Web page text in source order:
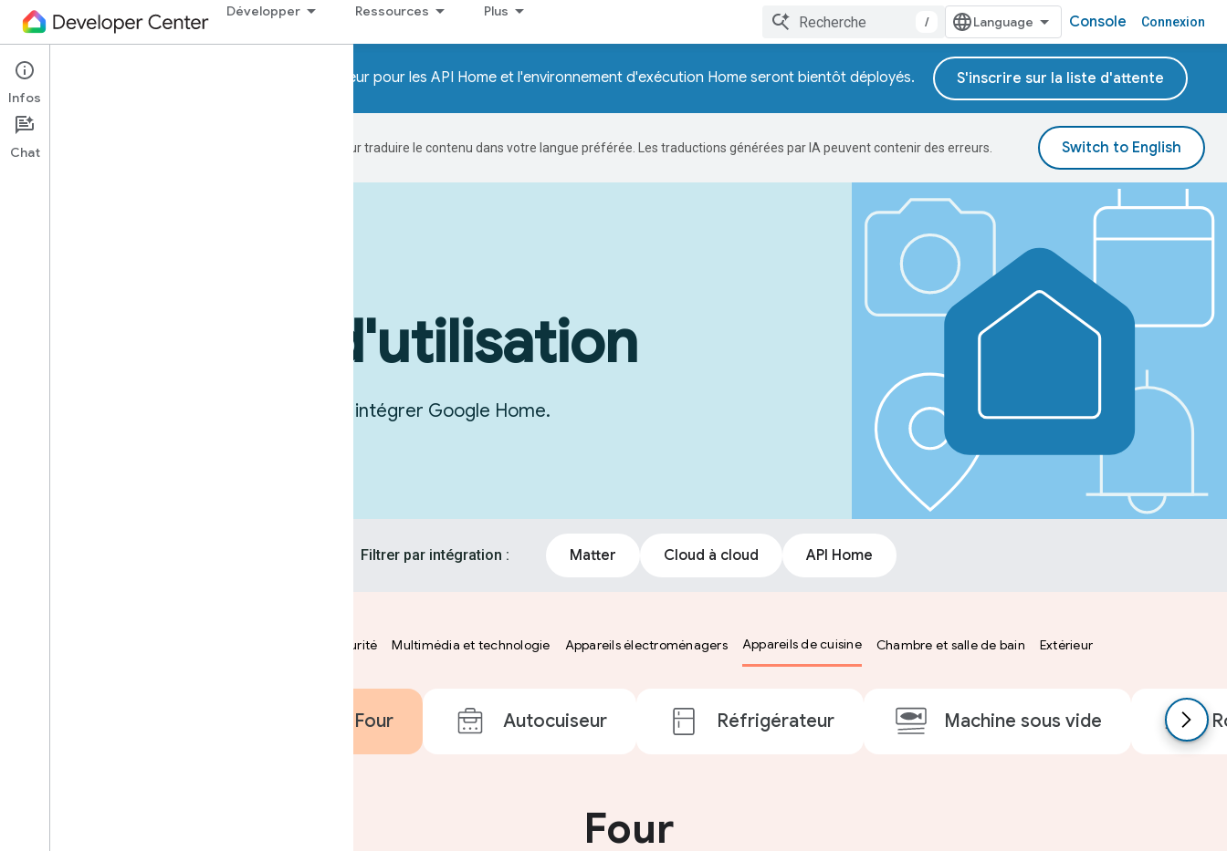
Développer Ressources Plus
/ Console Connexion
Attention ! Les programmes Preview développeur pour les API Home et l'environnement d'exécution Home seront bientôt déployés. S'inscrire sur la liste d'attente
Google utilise la technologie IA pour traduire le contenu dans votre langue préférée. Les traductions générées par IA peuvent contenir des erreurs.
Exemples d'utilisation
Inspirez-vous de nos produits pour intégrer Google Home.
Infos
Chat